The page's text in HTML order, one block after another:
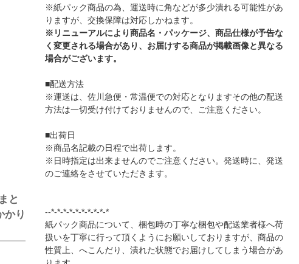
と
かり
※紙パック商品の為、運送時に角などが多少潰れる可能性があ
りますが、交換保障は対応しかねます。
※リニューアルにより商品名・パッケージ、商品仕様が予告な
く変更される場合があり、お届けする商品が掲載画像と異なる
場合がございます。
■配送方法
※運送は、佐川急便・常温便での対応となりますその他の配送
方法は一切受け付けておりませんので、ご注意ください。
■出荷日
※商品名記載の日程で出荷します。
※日時指定は出来ませんのでご注意ください。発送時に、発送
のご連絡をさせていただきます。
--*-*-*-*-*-*-*-*-*-*
紙パック商品について、梱包時の丁寧な梱包や配送業者様へ荷
扱いを丁寧に行って頂くようにお願いしておりますが、商品の
性質上、へこんだり、潰れた状態でお届けしてしまう場合があ